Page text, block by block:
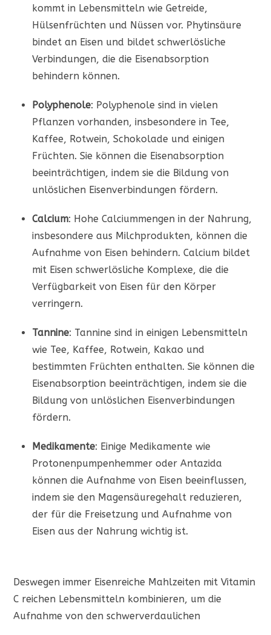
kommt in Lebensmitteln wie Getreide,
Hülsenfrüchten und Nüssen vor. Phytinsäure
bindet an Eisen und bildet schwerlösliche
Verbindungen, die die Eisenabsorption
behindern können.
Polyphenole: Polyphenole sind in vielen
Pflanzen vorhanden, insbesondere in Tee,
Kaffee, Rotwein, Schokolade und einigen
Früchten. Sie können die Eisenabsorption
beeinträchtigen, indem sie die Bildung von
unlöslichen Eisenverbindungen fördern.
Calcium: Hohe Calciummengen in der Nahrung,
insbesondere aus Milchprodukten, können die
Aufnahme von Eisen behindern. Calcium bildet
mit Eisen schwerlösliche Komplexe, die die
Verfügbarkeit von Eisen für den Körper
verringern.
Tannine: Tannine sind in einigen Lebensmitteln
wie Tee, Kaffee, Rotwein, Kakao und
bestimmten Früchten enthalten. Sie können die
Eisenabsorption beeinträchtigen, indem sie die
Bildung von unlöslichen Eisenverbindungen
fördern.
Medikamente: Einige Medikamente wie
Protonenpumpenhemmer oder Antazida
können die Aufnahme von Eisen beeinflussen,
indem sie den Magensäuregehalt reduzieren,
der für die Freisetzung und Aufnahme von
Eisen aus der Nahrung wichtig ist.
Deswegen immer Eisenreiche Mahlzeiten mit Vitamin
C reichen Lebensmitteln kombinieren, um die
Aufnahme von den schwerverdaulichen